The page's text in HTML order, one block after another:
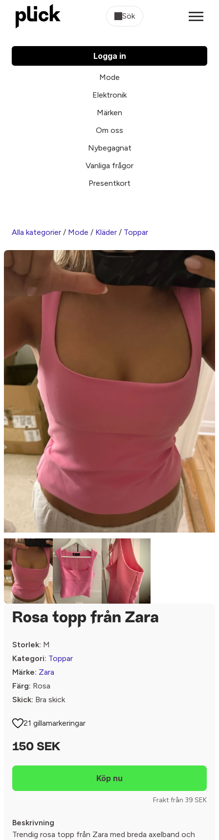
Sök
Logga in
Mode
Elektronik
Märken
Om oss
Nybegagnat
Vanliga frågor
Presentkort
Alla kategorier / Mode / Kläder / Toppar
Rosa topp från Zara
Storlek: M
Kategori: Toppar
Märke: Zara
Färg: Rosa
Skick: Bra skick
21 gillamarkeringar
150 SEK
Frakt från 39 SEK
Beskrivning
Trendig rosa topp från Zara med breda axelband och